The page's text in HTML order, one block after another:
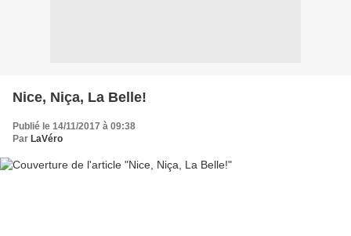
Nice, Niça, La Belle!
Publié le 14/11/2017 à 09:38
Par LaVéro